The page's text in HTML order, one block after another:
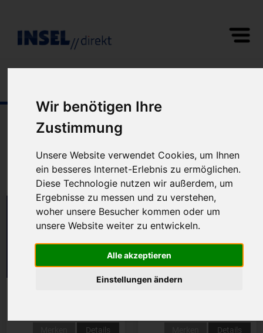
Wir benötigen Ihre
Zustimmung
Unsere Website verwendet Cookies, um Ihnen
ein besseres Internet-Erlebnis zu ermöglichen.
Diese Technologie nutzen wir außerdem, um
Ergebnisse zu messen und zu verstehen,
woher unsere Besucher kommen oder um
unsere Website weiter zu entwickeln.
Alle akzeptieren
Einstellungen ändern
Unterkünfte auf
Ferienwohnungen und Ferienhäuser
Unterkünfte gefunden | Sortierung:
Details Details